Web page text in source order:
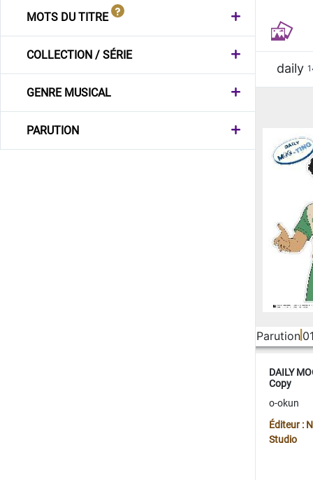
MOTS DU TITRE
COLLECTION / SÉRIE
GENRE MUSICAL
PARUTION
daily
Parution
DAILY
Copy
o-okun
Éditeur :
Studio